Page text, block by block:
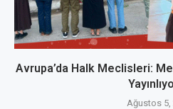
Avrupa’da Halk Meclisleri:
Ağustos 5,